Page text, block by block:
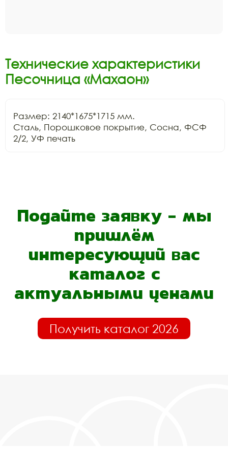
Технические характеристики
Песочница «Махаон»
Размер: 2140*1675*1715 мм.
Сталь, Порошковое покрытие, Сосна, ФСФ
2/2, УФ печать
Подайте заявку - мы
пришлём
интересующий вас
каталог с
актуальными ценами
Получить каталог 2026